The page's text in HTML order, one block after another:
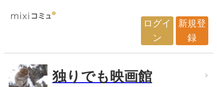
ログイ
ン
新規登
録
独りでも映画館